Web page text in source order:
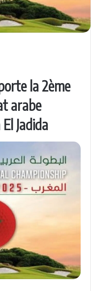
la 2ème
arabe
Jadida